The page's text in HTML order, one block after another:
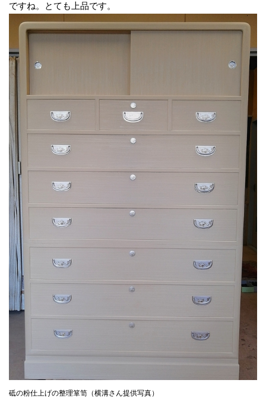
ですね。とても上品です。
砥の粉仕上げの整理箪笥（横溝さん提供写真）